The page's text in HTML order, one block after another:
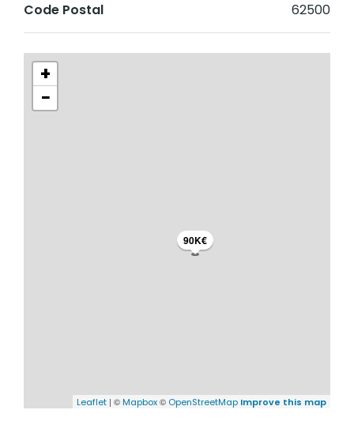
Code Postal 62500
90K€
+
−
Leaflet | © Mapbox© OpenStreetMap Improve this map